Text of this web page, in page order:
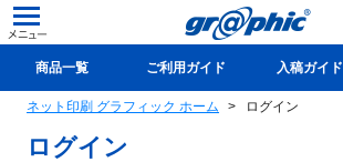
商品一覧 ご利用ガイド 入稿ガイド
新規会員登録(無料)
ネット印刷 グラフィック ホーム ログイン
ログイン